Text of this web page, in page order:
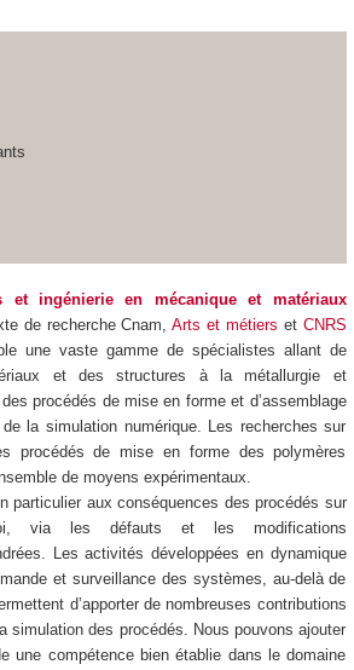
et ingénierie en mécanique et matériaux
de recherche Cnam,Arts et métiers et CNRS
une vaste gamme de spécialistes allant de
et des structures à la métallurgie et
procédés de mise en forme et d’assemblage
la simulation numérique. Les recherches sur
procédés de mise en forme des polymères
de moyens expérimentaux.
particulier aux conséquences des procédés sur
via les défauts et les modifications
Les activités développées en dynamique
et surveillance des systèmes, au-delà de
d’apporter de nombreuses contributions
simulation des procédés. Nous pouvons ajouter
une compétence bien établie dans le domaine